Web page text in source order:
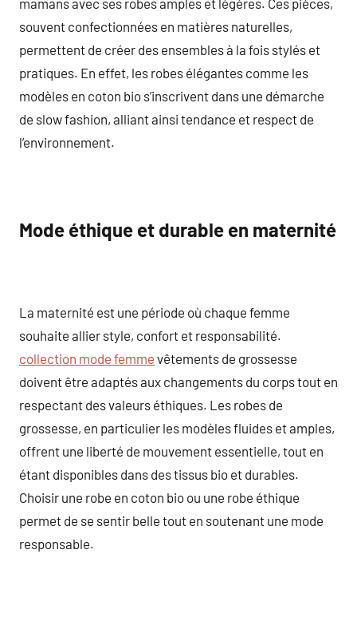
souvent confectionnées en matières naturelles,
permettent de créer des ensembles à la fois stylés et
pratiques. En effet, les robes élégantes comme les
modèles en coton bio s’inscrivent dans une démarche
de slow fashion, alliant ainsi tendance et respect de
l’environnement.
Mode éthique et durable en maternité
La maternité est une période où chaque femme
souhaite allier style, confort et responsabilité.
collection mode femme vêtements de grossesse
doivent être adaptés aux changements du corps tout en
respectant des valeurs éthiques. Les robes de
grossesse, en particulier les modèles fluides et amples,
offrent une liberté de mouvement essentielle, tout en
étant disponibles dans des tissus bio et durables.
Choisir une robe en coton bio ou une robe éthique
permet de se sentir belle tout en soutenant une mode
responsable.